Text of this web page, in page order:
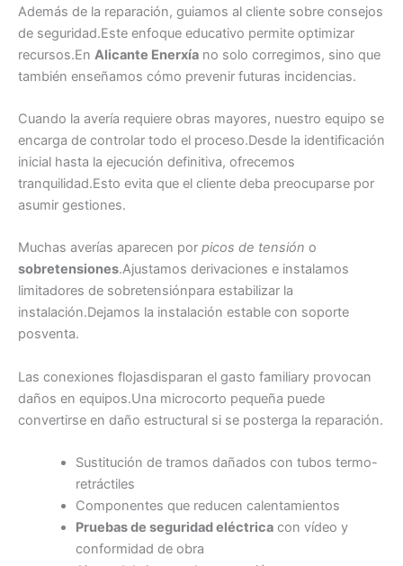
Además de la reparación, guiamos al cliente sobre consejos
de seguridad.Este enfoque educativo permite optimizar
recursos.En Alicante Enerxía no solo corregimos, sino que
también enseñamos cómo prevenir futuras incidencias.
Cuando la avería requiere obras mayores, nuestro equipo se
encarga de controlar todo el proceso.Desde la identificación
inicial hasta la ejecución definitiva, ofrecemos
tranquilidad.Esto evita que el cliente deba preocuparse por
asumir gestiones.
Muchas averías aparecen por picos de tensión o
sobretensiones.Ajustamos derivaciones e instalamos
limitadores de sobretensiónpara estabilizar la
instalación.Dejamos la instalación estable con soporte
posventa.
Las conexiones flojasdisparan el gasto familiary provocan
daños en equipos.Una microcorto pequeña puede
convertirse en daño estructural si se posterga la reparación.
Sustitución de tramos dañados con tubos termo-
retráctiles
Componentes que reducen calentamientos
Pruebas de seguridad eléctricacon vídeo y
conformidad de obra